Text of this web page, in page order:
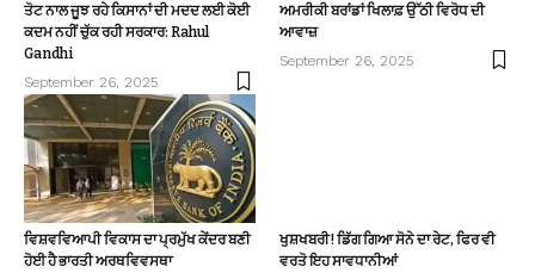
ਤੋਟ ਨਾਲ ਜੂਝ ਰਹੇ ਕਿਸਾਨਾਂ ਦੀ ਮਦਦ ਲਈ ਕੋਈ
ਕਦਮ ਨਹੀਂ ਚੁੱਕ ਰਹੀ ਸਰਕਾਰ: Rahul
Gandhi
September 26, 2025
ਅਮਰੀਕੀ ਬਰਾਂਡਾਂ ਖਿਲਾਫ਼ ਉੱਠੀ ਵਿਰੋਧ ਦੀ
ਆਵਾਜ਼
September 26, 2025
ਵਿਸ਼ਵਵਿਆਪੀ ਵਿਕਾਸ ਦਾ ਪ੍ਰਮੁੱਖ ਕੇਂਦਰ ਬਣੀ
ਹੋਈ ਹੈ ਭਾਰਤੀ ਅਰਥਵਿਵਸਥਾ
ਖੁਸ਼ਖਬਰੀ! ਡਿੱਗ ਗਿਆ ਸੋਨੇ ਦਾ ਰੇਟ, ਫਿਰ ਵੀ
ਵਰਤੋ ਇਹ ਸਾਵਧਾਨੀਆਂ